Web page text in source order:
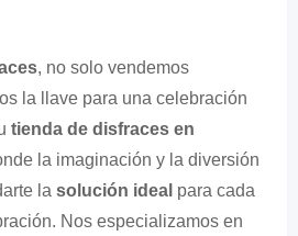
, no solo vendemos
la llave para una celebración
tienda de disfraces en
la imaginación y la diversión
la solución ideal para cada
Nos especializamos en